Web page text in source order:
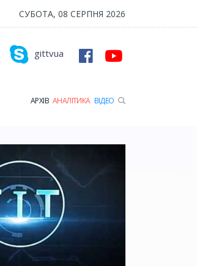
На війні загинув Герой з Рожищенської
СУБОТА, 08 СЕРПНЯ 2026
gittvua
АРХІВ АНАЛІТИКА ВІДЕО